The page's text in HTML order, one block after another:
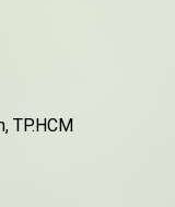
TP.HCM